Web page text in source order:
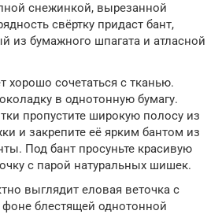
снежинкой, вырезанной
свёртку придаст бант,
из бумажного шпагата и атласной
хорошо сочетаться с тканью.
в однотонную бумагу.
пропустите широкую полосу из
и закрепите её ярким бантом из
Под бант просуньте красивую
с парой натуральных шишек.
выглядит еловая веточка с
блестящей однотонной